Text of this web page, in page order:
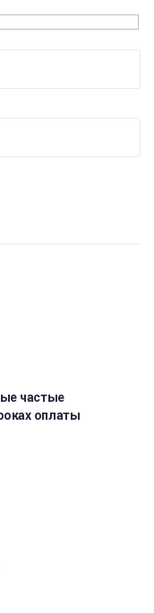
частые
оплаты